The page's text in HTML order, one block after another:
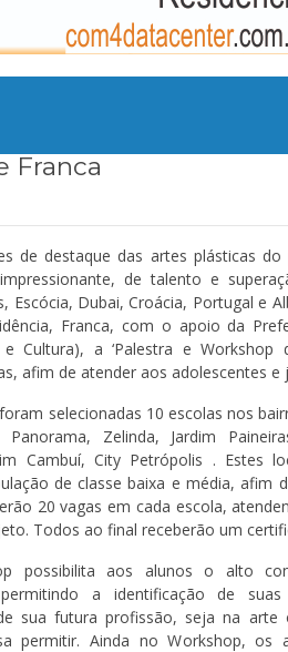
Franca
de destaque das artes plásticas do
de talento e
Escócia, Dubai, Croácia, Portugal e
Franca, com o apoio da
Cultura), a ‘Palestra e Workshop
afim de atender aos adolescentes
selecionadas 10 escolas nos
Zelinda, Jardim
Cambuí, City Petrópolis . Estes
de classe baixa e média, afim
20 vagas em cada escola,
Todos ao final receberão um
possibilita aos alunos o alto
a identificação de suas
sua futura profissão, seja na
permitir. Ainda no Workshop, os